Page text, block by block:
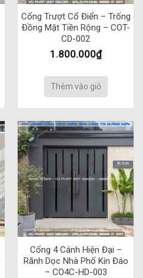
Cổng Trượt Cổ Điển – Trống
Đồng Mặt Tiền Rộng – COT-
CD-002
1.800.000₫
Thêm vào giỏ
Cổng 4 Cánh Hiện Đại –
Rãnh Dọc Nhà Phố Kín Đáo
– CO4C-HD-003